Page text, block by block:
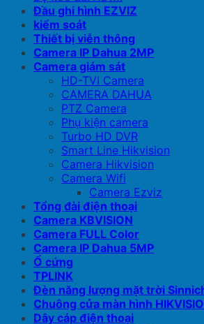
Đầu ghi hình EZVIZ
kiểm soát
Thiết bị viễn thông
Camera IP Dahua 2MP
Camera giám sát
HD-TVI Camera
CAMERA DAHUA
PTZ Camera
Phụ kiện camera
Turbo HD DVR
Smart Line Hikvision
Camera Hikvision
Camera Wifi
Camera Ezviz
Tổng đài điện thoại
Camera KBVISION
Camera FULL Color
Camera IP Dahua 5MP
Ổ cứng
TPLINK
Đèn năng lượng mặt trời
Chuông cửa màn hình
Dây cáp điện thoại